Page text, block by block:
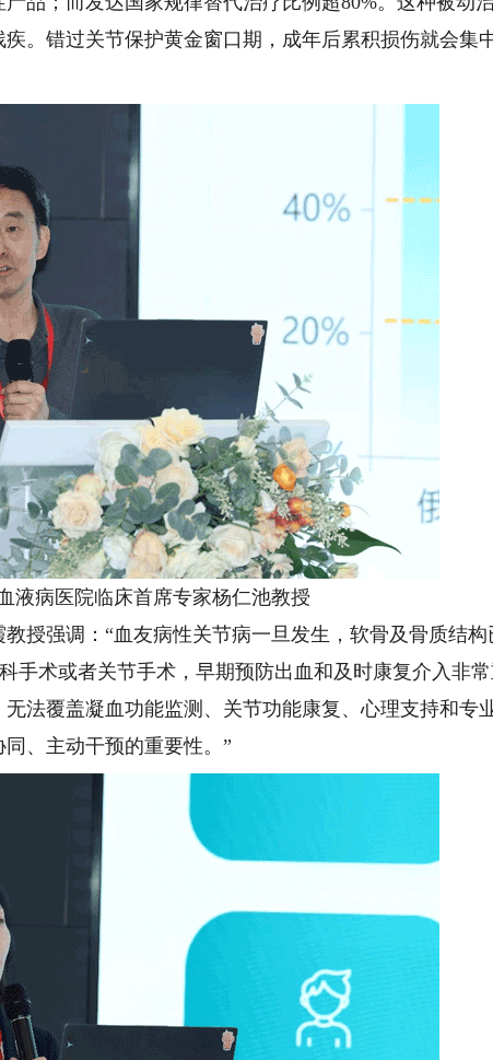
。错过关节保护黄金窗口期，成年后累积损伤就会集
液病医院临床首席专家杨仁池教授
强调：“血友病性关节病一旦发生，软骨及骨质结构
手术或者关节手术，早期预防出血和及时康复介入非
法覆盖凝血功能监测、关节功能康复、心理支持和专
、主动干预的重要性。”